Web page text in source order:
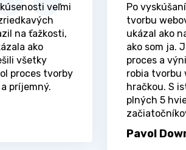
veľmi
na ťažkosti,
ako
všetky
proces tvorby
príjemný.
Po
tvorbu
ukázal ako
ako som ja.
proces a
robia tvorbu
hračkou. S
plných 5
Pavol